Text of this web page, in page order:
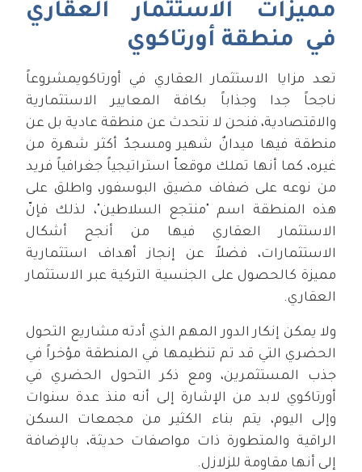
مميزات الاستثمار العقاري
في منطقة أورتاكوي
تعد مزايا الاستثمار العقاري في أورتاكويمشروعاً
ناجحاً جدا وجذاباً بكافة المعايير الاستثمارية
والاقتصادية، فنحن لا نتحدث عن منطقة عادية بل عن
منطقة فيها ميدانٌ شهير ومسجدٌ أكثر شهرة من
غيره، كما أنها تملك موقعاّ استراتيجياً جغرافياً فريد
من نوعه على ضفاف مضيق البوسفور، واطلق على
هذه المنطقة اسم "منتجع السلاطين"، لذلك فإنّ
الاستثمار العقاري فيها من أنجح أشكال
الاستثمارات، فضلاً عن إنجاز أهداف استثمارية
مميزة كالحصول على الجنسية التركية عبر الاستثمار
العقاري.
ولا يمكن إنكار الدور المهم الذي أدته مشاريع التحول
الحضري التي قد تم تنظيمها في المنطقة مؤخراً في
جذب المستثمرين، ومع ذكر التحول الحضري في
أورتاكوي لابد من الإشارة إلى أنه منذ عدة سنوات
وإلى اليوم، يتم بناء الكثير من مجمعات السكن
الراقية والمتطورة ذات مواصفات حديثة، بالإضافة
إلى أنها مقاومة للزلازل.